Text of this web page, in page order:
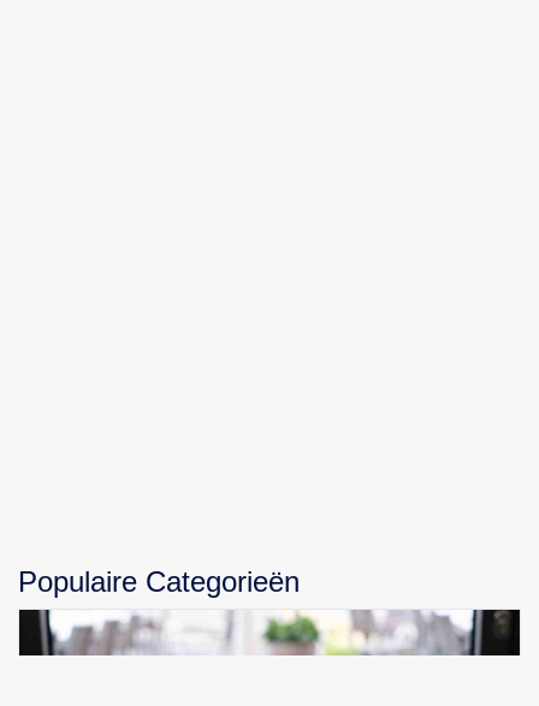
Populaire Categorieën